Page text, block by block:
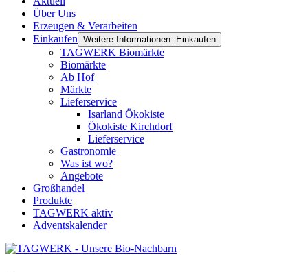
Über Uns
Erzeugen & Verarbeiten
Einkaufen Weitere Informationen: Einkaufen
TAGWERK Biomärkte
Biomärkte
Ab Hof
Märkte
Lieferservice
Isarland Ökokiste
Ökokiste Kirchdorf
Lieferservice
Gastronomie
Was ist wo?
Angebote
Großhandel
Produkte
TAGWERK aktiv
Adventskalender